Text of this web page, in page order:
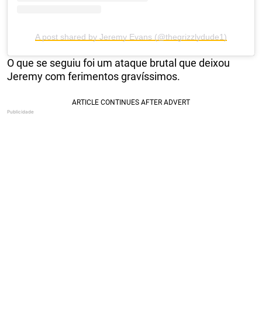
A post shared by Jeremy Evans (@thegrizzlydude1)
O que se seguiu foi um ataque brutal que deixou
Jeremy com ferimentos gravíssimos.